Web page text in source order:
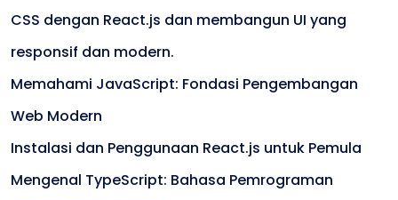
CSS dengan React.js dan membangun UI yang
responsif dan modern.
Memahami JavaScript: Fondasi Pengembangan
Web Modern
Instalasi dan Penggunaan React.js untuk Pemula
Mengenal TypeScript: Bahasa Pemrograman